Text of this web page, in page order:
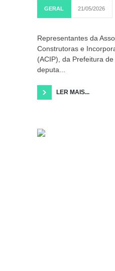
GERAL 21/05/2026
Representantes da
Construtoras e
(ACIP), da Prefeitura
deputa...
LER MAIS...